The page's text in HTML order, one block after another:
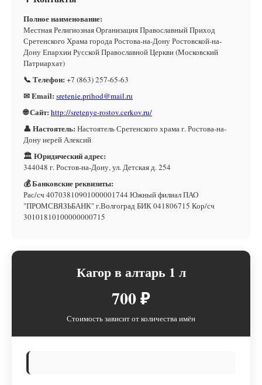
Полное наименование:
Местная Религиозная Организация Православный Приход
Сретенского Храма города Ростова-на-Дону Ростовской-на-
Дону Епархии Русской Православной Церкви (Московский
Патриархат)
📞 Телефон: +7 (863) 257-65-63
✉ Email: sretenie.prihod@mail.ru
🌐 Сайт: http://sretenye-rostov.cerkov.ru/
👤 Настоятель: Настоятель Сретенского храма г. Ростова-на-
Дону иерей Алексий
🏛 Юридический адрес:
344048 г. Ростов-на-Дону, ул. Детская д. 254
💰 Банковские реквизиты:
Рас/сч 40703810901000001744 Южный филиал ПАО
"ПРОМСВЯЗЬБАНК" г.Волгоград БИК 041806715 Кор/сч
30101810100000000715
Кагор в алтарь 1 л
700 ₽
Стоимость зависит от количества имён